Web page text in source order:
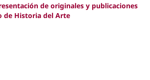
de originales y publicaciones
de Historia del Arte